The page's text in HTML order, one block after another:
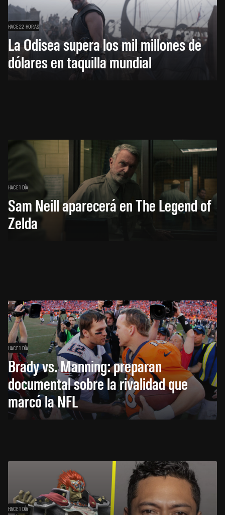
HACE 22 HORAS
La Odisea supera los mil millones de
dólares en taquilla mundial
HACE 1 DÍA
Sam Neill aparecerá en The Legend of
Zelda
HACE 1 DÍA
Brady vs. Manning: preparan
documental sobre la rivalidad que
marcó la NFL
HACE 1 DÍA